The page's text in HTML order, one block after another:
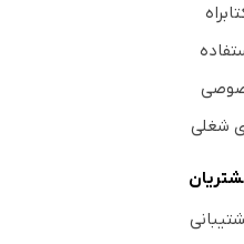
شغلی